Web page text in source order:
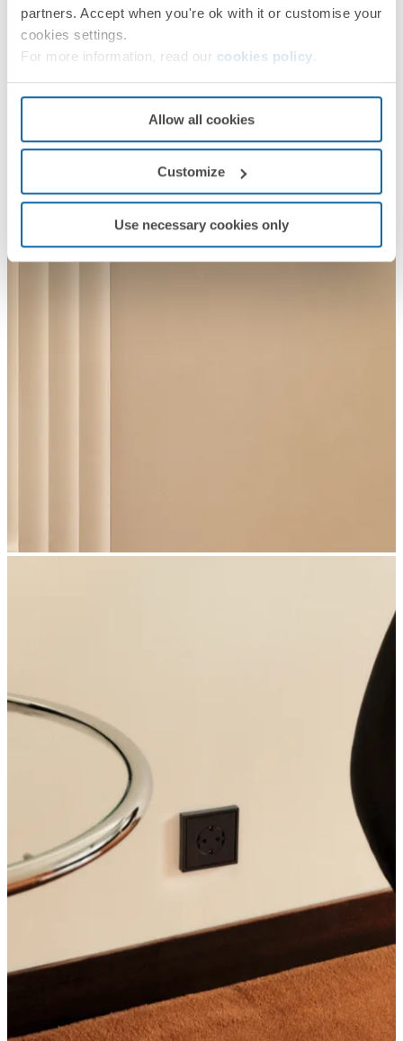
partners. Accept when you're ok with it or customise your
cookies settings.
For more information, read our cookies policy
Allow all cookies
Customize
Use necessary cookies only